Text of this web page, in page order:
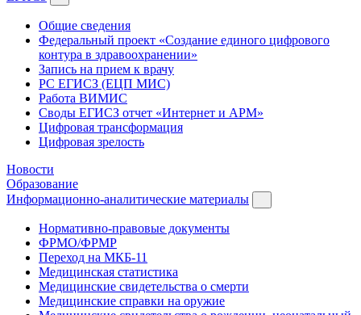
Общие сведения
Федеральный проект «Создание единого цифрового
контура в здравоохранении»
Запись на прием к врачу
РС ЕГИСЗ (ЕЦП МИС)
Работа ВИМИС
Своды ЕГИСЗ отчет «Интернет и АРМ»
Цифровая трансформация
Цифровая зрелость
Новости
Образование
Информационно-аналитические материалы
Нормативно-правовые документы
ФРМО/ФРМР
Переход на МКБ-11
Медицинская статистика
Медицинские свидетельства о смерти
Медицинские справки на оружие